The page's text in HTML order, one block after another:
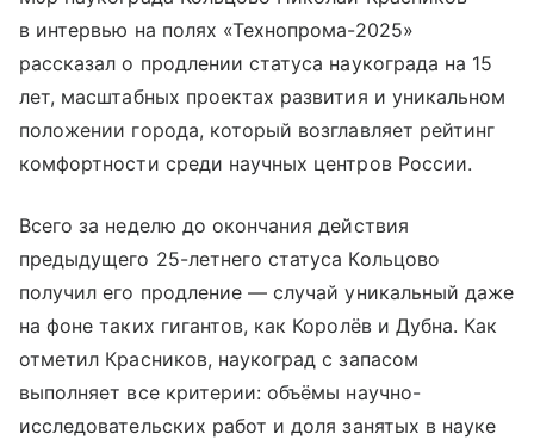
в интервью на полях «Технопрома-2025»
рассказал о продлении статуса наукограда на 15
лет, масштабных проектах развития и уникальном
положении города, который возглавляет рейтинг
комфортности среди научных центров России.
Всего за неделю до окончания действия
предыдущего 25-летнего статуса Кольцово
получил его продление — случай уникальный даже
на фоне таких гигантов, как Королёв и Дубна. Как
отметил Красников, наукоград с запасом
выполняет все критерии: объёмы научно-
исследовательских работ и доля занятых в науке